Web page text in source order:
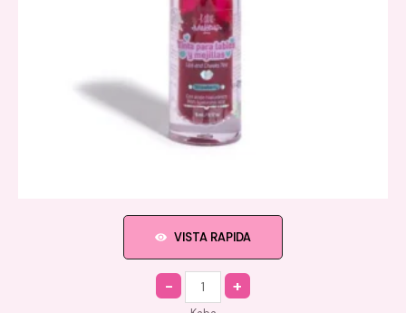
VISTA RAPIDA
Quantity